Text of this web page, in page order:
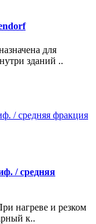
для
зданий ..
/ средняя
нагреве и резком
к..